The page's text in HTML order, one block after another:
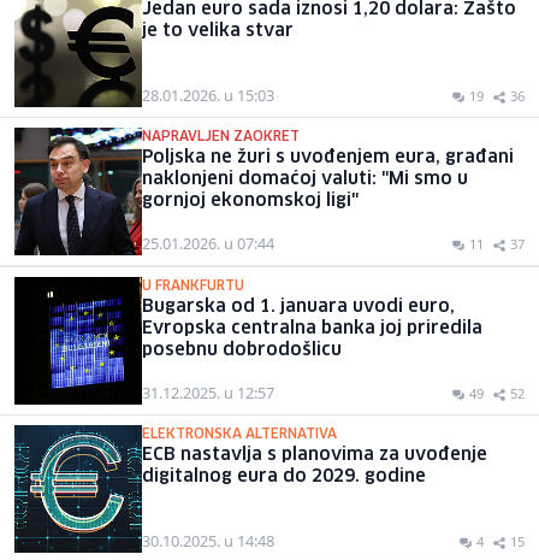
Jedan euro sada iznosi 1,20 dolara: Zašto
je to velika stvar
28.01.2026. u 15:03 19 36
NAPRAVLJEN ZAOKRET
Poljska ne žuri s uvođenjem eura, građani
naklonjeni domaćoj valuti: "Mi smo u
gornjoj ekonomskoj ligi"
25.01.2026. u 07:44 11 37
U FRANKFURTU
Bugarska od 1. januara uvodi euro,
Evropska centralna banka joj priredila
posebnu dobrodošlicu
31.12.2025. u 12:57 49 52
ELEKTRONSKA ALTERNATIVA
ECB nastavlja s planovima za uvođenje
digitalnog eura do 2029. godine
30.10.2025. u 14:48 4 15